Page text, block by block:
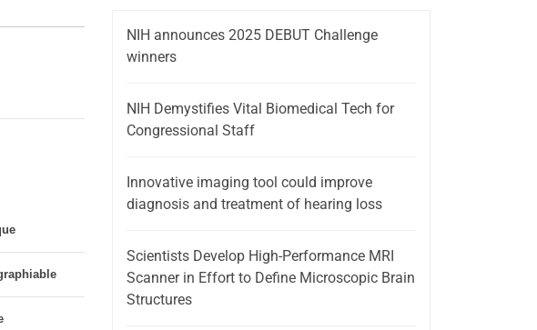
NIH announces 2025 DEBUT Challenge
winners
NIH Demystifies Vital Biomedical Tech for
Congressional Staff
Innovative imaging tool could improve
diagnosis and treatment of hearing loss
Scientists Develop High-Performance MRI
Scanner in Effort to Define Microscopic Brain
Structures